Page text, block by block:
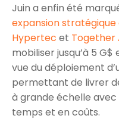
Juin a enfin été
expansion stratégique
Hypertec et Together
mobiliser jusqu’à 5
vue du déploiement
permettant de livrer
à grande échelle
temps et en coûts.